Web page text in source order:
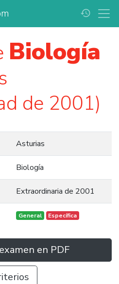
history
Biología
de 2001)
Asturias
Biología
Extraordinaria de 2001
General Específica
en PDF